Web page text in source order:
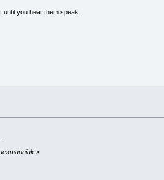
until you hear them speak.
»